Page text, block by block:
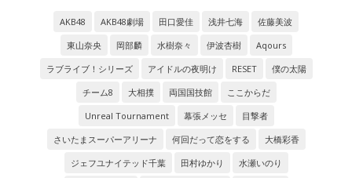
AKB48 AKB48劇場 田口愛佳 浅井七海
佐藤美波
東山奈央
岡部麟 水樹奈々 伊波杏樹
Aqours
ラブライブ！シリーズ
アイドルの夜明け RESET
僕の太陽
チーム8
大相撲 両国国技館
ここからだ
Unreal Tournament
幕張メッセ
目撃者
さいたまスーパーアリーナ
何回だって恋をする
大橋彩香
ジェフユナイテッド千葉
田村ゆかり
水瀬いのり